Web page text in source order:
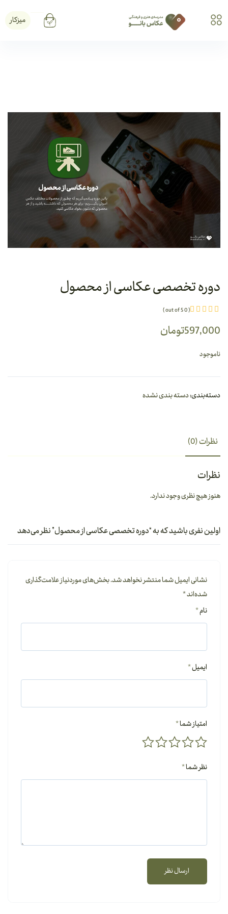
میزکار
دوره تخصصی عکاسی از محصول
( 0 out of 5 )
597,000تومان
ناموجود
دسته‌بندی:دسته بندی نشده
نظرات (0)
نظرات
هنوز هیچ نظری وجود ندارد.
اولین نفری باشید که به “دوره تخصصی عکاسی از محصول” نظر می‌دهد
نشانی ایمیل شما منتشر نخواهد شد.بخش‌های موردنیاز علامت‌گذاری
شده‌اند*
نام*
ایمیل*
امتیاز شما*
نظر شما*